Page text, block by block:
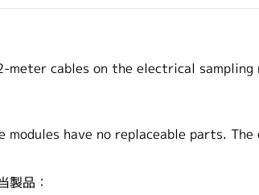
meter cables on the electrical
modules have no replaceable parts.
製品：